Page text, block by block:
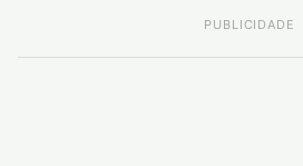
PUBLICIDADE